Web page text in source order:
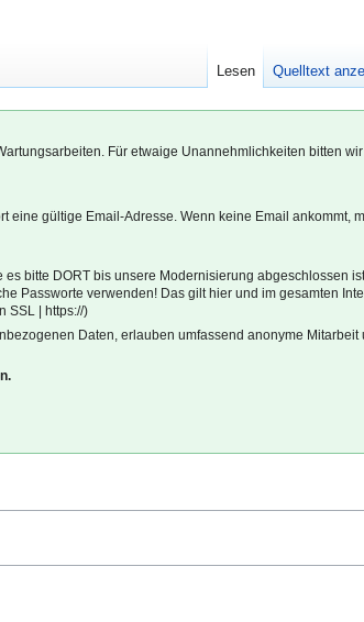
Für etwaige Unannehmlichkeiten bitten
eine gültige Email-Adresse. Wenn keine Email ankommt,
bitte DORT bis unsere Modernisierung abgeschlossen
Passworte verwenden! Das gilt hier und im gesamten
SSL | https://)
Daten, erlauben umfassend anonyme
Lesen Quelltext